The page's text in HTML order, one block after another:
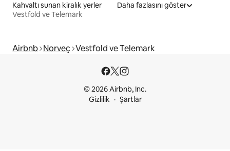
Kahvaltı sunan kiralık yerler
Vestfold ve Telemark
Daha fazlasını göster
Airbnb Norveç Vestfold ve Telemark
© 2026 Airbnb, Inc.
Gizlilik
Şartlar